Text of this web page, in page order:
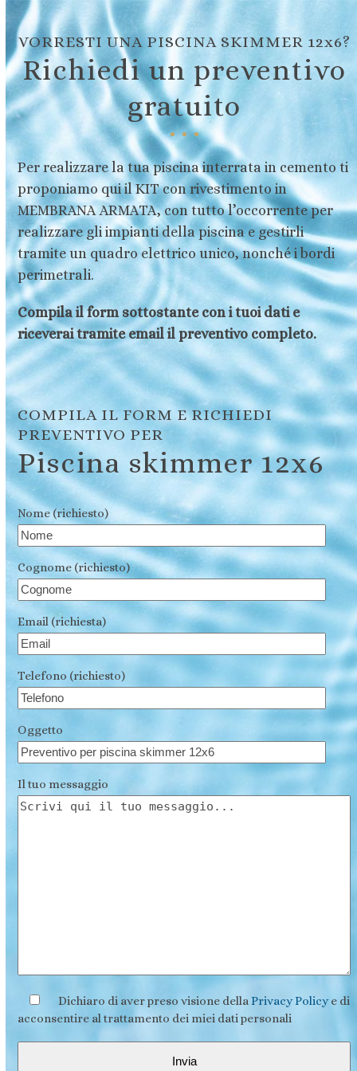
to
contentVORRESTI UNA PISCINA SKIMMER 12x6?
Richiedi un preventivo
gratuito
Per realizzare la tua piscina interrata in cemento ti
proponiamo qui il KIT con rivestimento in
MEMBRANA ARMATA, con tutto l’occorrente per
realizzare gli impianti della piscina e gestirli
tramite un quadro elettrico unico, nonché i bordi
perimetrali.
Compila il form sottostante con i tuoi dati e
riceverai tramite email il preventivo completo.
COMPILA IL FORM E RICHIEDI
PREVENTIVO PER
Piscina skimmer 12x6
Nome (richiesto)
Cognome (richiesto)
Email (richiesta)
Telefono (richiesto)
Oggetto
Il tuo messaggio
Dichiaro di aver preso visione dellaPrivacy Policye di
acconsentire al trattamento dei miei dati personali